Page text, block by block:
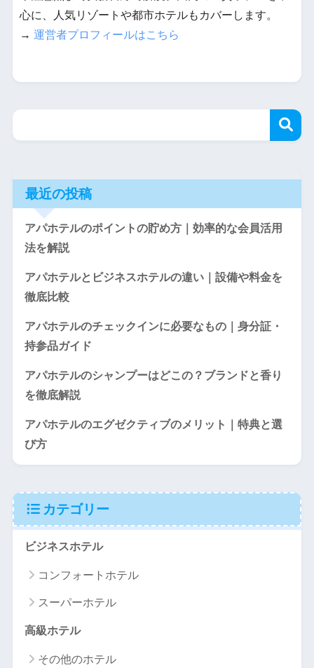
心に、人気リゾートや都市ホテルもカバーします。
→ 運営者プロフィールはこちら
最近の投稿
アパホテルのポイントの貯め方｜効率的な会員活用
法を解説
アパホテルとビジネスホテルの違い｜設備や料金を
徹底比較
アパホテルのチェックインに必要なもの｜身分証・
持参品ガイド
アパホテルのシャンプーはどこの？ブランドと香り
を徹底解説
アパホテルのエグゼクティブのメリット｜特典と選
び方
カテゴリー
ビジネスホテル
コンフォートホテル
スーパーホテル
高級ホテル
その他のホテル